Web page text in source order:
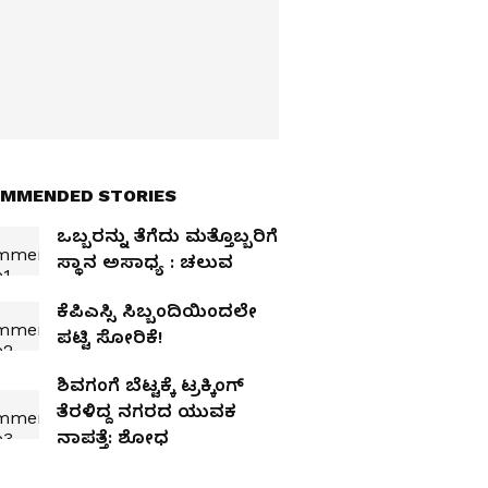
STORIES
ಒಬ್ಬರನ್ನು ತೆಗೆದು ಮತ್ತೊಬ್ಬರಿಗೆ
ಸ್ಥಾನ ಅಸಾಧ್ಯ : ಚಲುವ
ಕೆಪಿಎಸ್ಸಿ ಸಿಬ್ಬಂದಿಯಿಂದಲೇ
ಪಟ್ಟಿ ಸೋರಿಕೆ!
ಶಿವಗಂಗೆ ಬೆಟ್ಟಕ್ಕೆ ಟ್ರಕ್ಕಿಂಗ್
ತೆರಳಿದ್ದ ನಗರದ ಯುವಕ
ನಾಪತ್ತೆ: ಶೋಧ